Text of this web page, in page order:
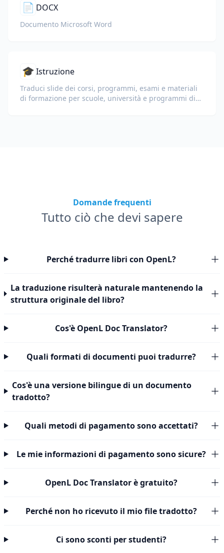
📄 DOCX
Documento Microsoft Word
🎓Istruzione
Traduci slide dei corsi, programmi, esami e materiali
di formazione per scuole, università e programmi di
Domande frequenti
Tutto ciò che devi sapere
Perché tradurre libri con OpenL?
La traduzione risulterà naturale mantenendo la
struttura originale del libro?
Cos'è OpenL Doc Translator?
Quali formati di documenti puoi tradurre?
Cos'è una versione bilingue di un documento
tradotto?
Quali metodi di pagamento sono accettati?
Le mie informazioni di pagamento sono sicure?
OpenL Doc Translator è gratuito?
Perché non ho ricevuto il mio file tradotto?
Ci sono sconti per studenti?